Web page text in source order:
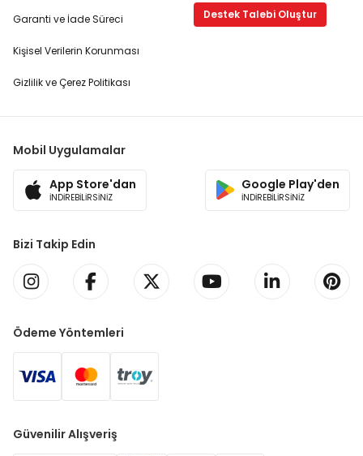
Garanti ve İade Süreci
Kişisel Verilerin Korunması
Gizlilik ve Çerez Politikası
Destek Talebi Oluştur
Mobil Uygulamalar
App Store'dan
İNDİREBİLİRSİNİZ
Google Play'den
İNDİREBİLİRSİNİZ
Bizi Takip Edin
Ödeme Yöntemleri
Güvenilir Alışveriş